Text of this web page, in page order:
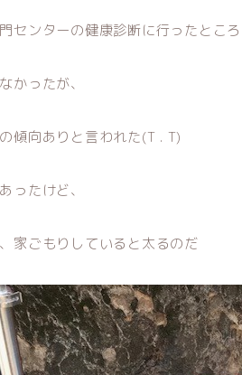
センターの健康診断に行ったとこ
かったが、
傾向ありと言われた(T . T)
ったけど、
家ごもりしていると太るのだ